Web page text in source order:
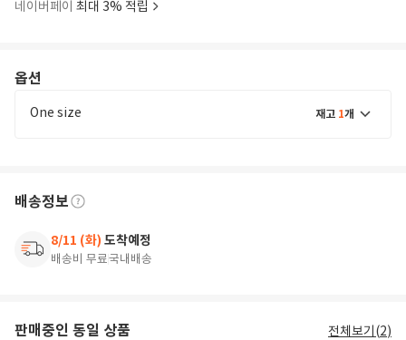
네이버페이 최대 3% 적립
옵션
One size 재고 1개
배송정보
8/11 (화) 도착예정
배송비 무료국내배송
판매중인 동일 상품 전체보기(2)